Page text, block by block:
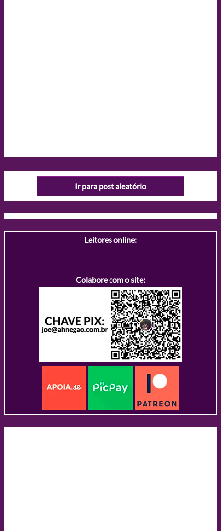
Ir para post aleatório
Leitores online:
Colabore com o site: